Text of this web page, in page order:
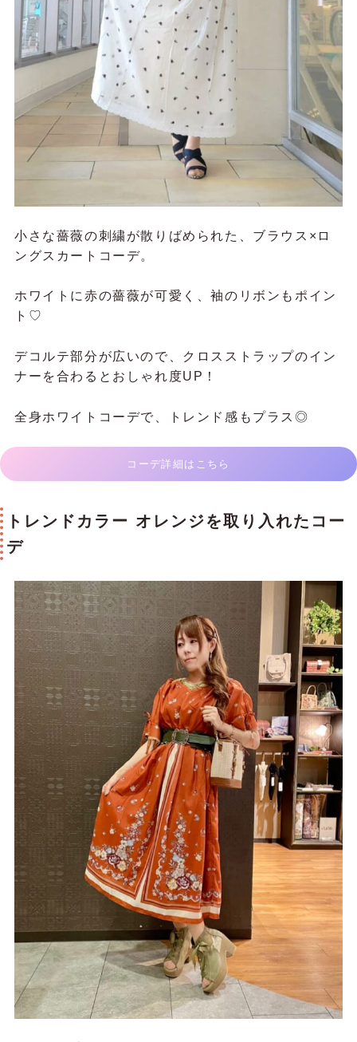
小さな薔薇の刺繍が散りばめられた、ブラウス×ロ
ングスカートコーデ。
ホワイトに赤の薔薇が可愛く、袖のリボンもポイン
ト♡
デコルテ部分が広いので、クロスストラップのイン
ナーを合わるとおしゃれ度UP！
全身ホワイトコーデで、トレンド感もプラス◎
コーデ詳細はこちら
トレンドカラー オレンジを取り入れたコー
デ